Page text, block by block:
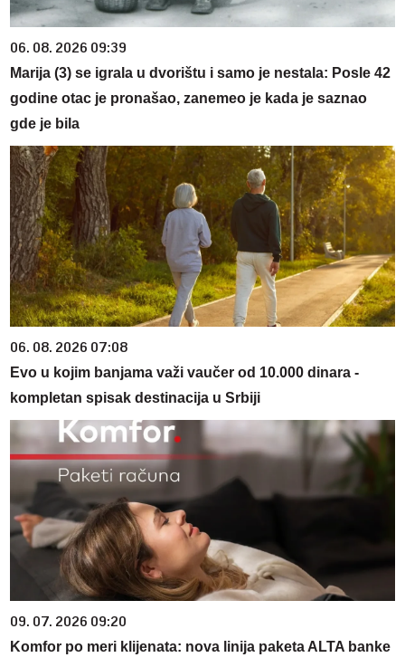
06. 08. 2026 09:39
Marija (3) se igrala u dvorištu i samo je nestala: Posle 42
godine otac je pronašao, zanemeo je kada je saznao
gde je bila
06. 08. 2026 07:08
Evo u kojim banjama važi vaučer od 10.000 dinara -
kompletan spisak destinacija u Srbiji
09. 07. 2026 09:20
Komfor po meri klijenata: nova linija paketa ALTA banke